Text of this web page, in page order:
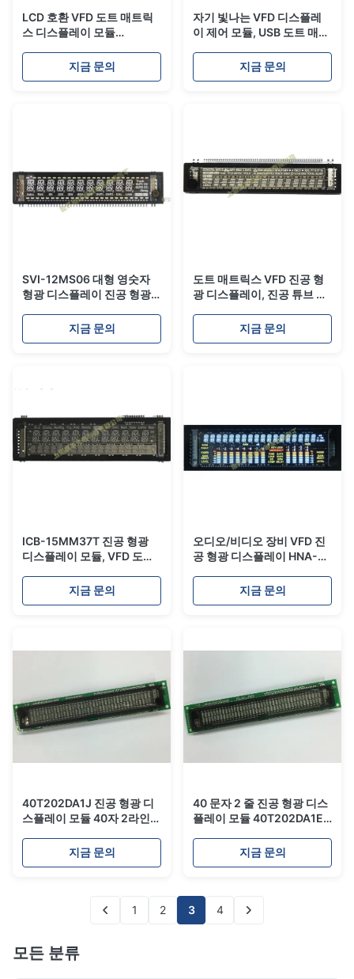
LCD 호환 VFD 도트 매트릭
스 디스플레이 모듈
지금 문의
자기 빛나는 VFD 디스플레
이 제어 모듈, USB 도트 매트
20T202DA5EB
지금 문의
SVI-12MS06 대형 영숫자
형광 디스플레이 진공 형광
지금 문의
도트 매트릭스 VFD 진공 형
광 디스플레이, 진공 튜브 디
16SM21T지금 문의
ICB-15MM37T 진공 형광
디스플레이 모듈, VFD 도트
지금 문의
오디오/비디오 장비 VFD 진
공 형광 디스플레이 HNA-
지금 문의
40T202DA1J 진공 형광 디
스플레이 모듈 40자 2라인
지금 문의
40 문자 2 줄 진공 형광 디스
플레이 모듈 40T202DA1E
지금 문의
1 2 3 4
모든 분류